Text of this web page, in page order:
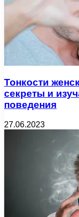
Тонкости
секреты и
поведения
27.06.2023